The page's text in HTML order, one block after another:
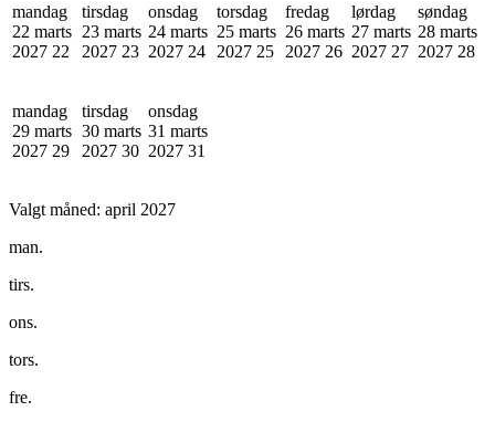
mandag
22 marts
2027 22
tirsdag
23 marts
2027 23
onsdag
24 marts
2027 24
torsdag
25 marts
2027 25
fredag
26 marts
2027 26
lørdag
27 marts
2027 27
søndag
28 marts
2027 28
mandag
29 marts
2027 29
tirsdag
30 marts
2027 30
onsdag
31 marts
2027 31
Valgt måned: april 2027
man.
tirs.
ons.
tors.
fre.